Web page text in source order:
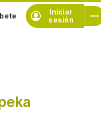
Iniciar
sesión